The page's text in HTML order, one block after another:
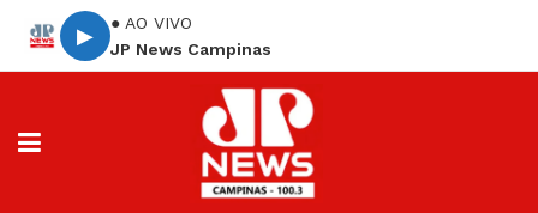
▶
● AO VIVO
JP News Campinas